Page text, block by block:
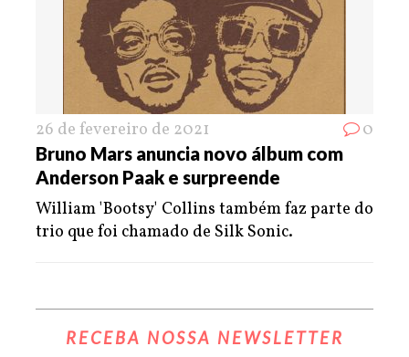
26 de fevereiro de 2021 0
Bruno Mars anuncia novo álbum com
Anderson Paak e surpreende
William 'Bootsy' Collins também faz parte do
trio que foi chamado de Silk Sonic.
RECEBA NOSSA NEWSLETTER